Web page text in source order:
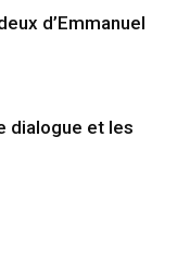
d’Emmanuel
dialogue et les